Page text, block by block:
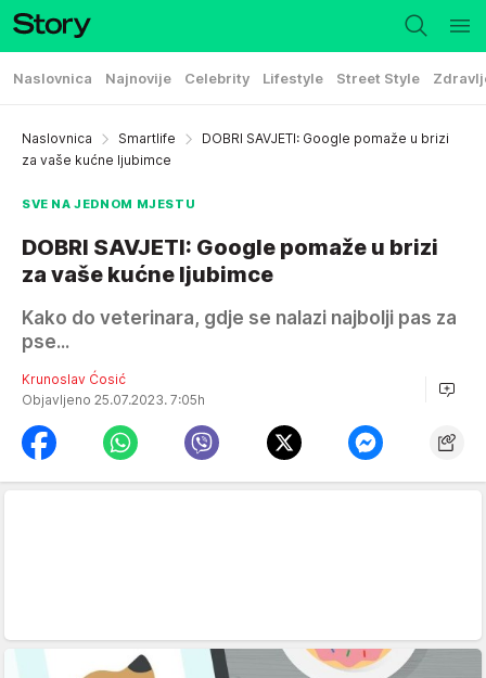
Naslovnica Najnovije Celebrity Lifestyle Street Style
Naslovnica Smartlife
DOBRI SAVJETI: Google pomaže u brizi
za vaše kućne ljubimce
SVE NA JEDNOM MJESTU
DOBRI SAVJETI: Google pomaže u brizi
za vaše kućne ljubimce
Kako do veterinara, gdje se nalazi najbolji pas za
pse...
Krunoslav Ćosić
Objavljeno 25.07.2023. 7:05h